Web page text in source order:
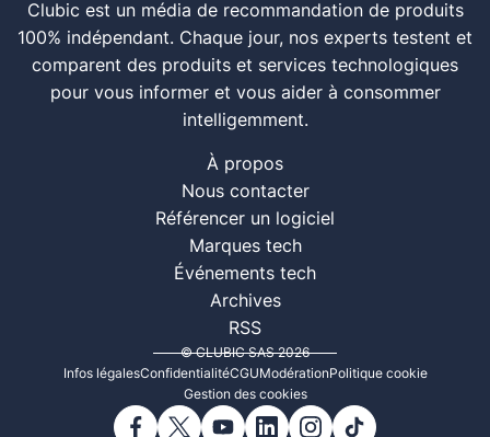
Clubic est un média de recommandation de produits
100% indépendant. Chaque jour, nos experts testent et
comparent des produits et services technologiques
pour vous informer et vous aider à consommer
intelligemment.
À propos
Nous contacter
Référencer un logiciel
Marques tech
Événements tech
Archives
RSS
© CLUBIC SAS 2026
Infos légalesConfidentialitéCGUModérationPolitique cookie
Gestion des cookies